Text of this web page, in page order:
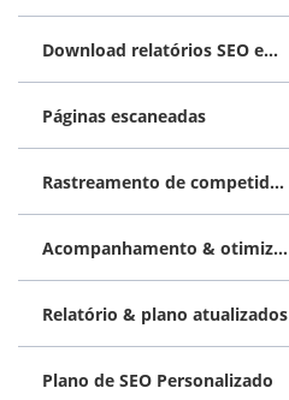
Download relatórios SEO em PDF
Páginas escaneadas
Rastreamento de competidores
Acompanhamento & otimização de palavras-chave
Relatório & plano atualizados
Plano de SEO Personalizado